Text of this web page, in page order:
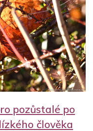
pozůstalé po
člověka